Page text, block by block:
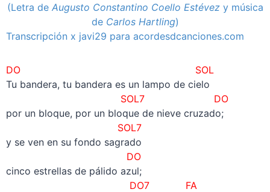
(Letra de Augusto Constantino Coello Estévez y música
de Carlos Hartling)
Transcripción x javi29 para acordesdcanciones.com
DO SOL
Tu bandera, tu bandera es un lampo de cielo
SOL7 DO
por un bloque, por un bloque de nieve cruzado;
SOL7
y se ven en su fondo sagrado
DO
cinco estrellas de pálido azul;
DO7 FA